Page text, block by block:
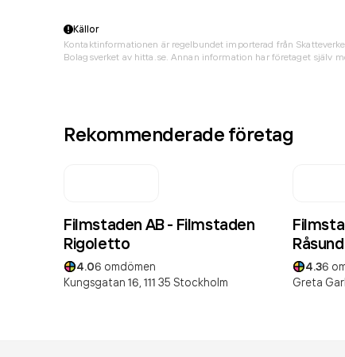
Källor
Kontaktinformationen är regelbundet importerad från
Bolagsverket av hitta.se. Annan information har företaget själv
Rekommenderade företag
Filmstaden AB - Filmstaden
Rigoletto
4.06 omdömen
Kungsgatan 16, 111 35 Stockholm
4.36
Greta